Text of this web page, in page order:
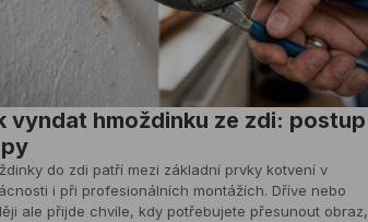
vyndat hmoždinku ze zdi: postup
do zdi patří mezi základní prvky kotvení v
i při profesionálních montážích. Dříve nebo
ale přijde chvíle, kdy potřebujete přesunout obraz,